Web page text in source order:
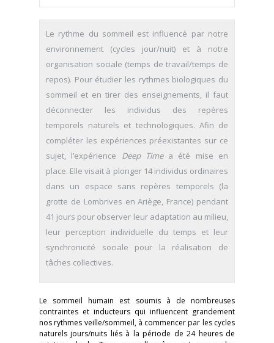
Le rythme du sommeil est influencé par notre
environnement (cycles jour/nuit) et à notre
organisation sociale (temps de travail/temps de
repos). Pour étudier les rythmes biologiques du
sommeil et en tirer des enseignements, il faut
déconnecter les individus des repères
temporels naturels et technologiques. Afin de
compléter les expériences préexistantes sur ce
sujet, l’expérience Deep Timea été mise en
place. Elle visait à plonger 14 individus ordinaires
dans un espace sans repères temporels (la
grotte de Lombrives en Ariège, France) pendant
41 jours pour observer leur adaptation au milieu,
leur perception individuelle du temps et leur
synchronicité sociale pour la réalisation de
tâches collectives.
Le sommeil humain est soumis à de nombreuses
contraintes et inducteurs qui influencent grandement
nos rythmes veille/sommeil, à commencer par les cycles
naturels jours/nuits liés à la période de 24 heures de